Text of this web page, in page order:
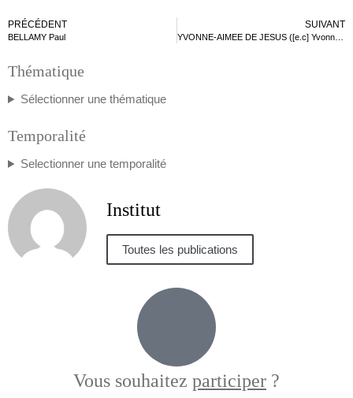
PRÉCÉDENT
BELLAMY Paul
SUIVANT
YVONNE-AIMEE DE JESUS ([e.c] Yvonne BEAUVAIS, dite Mère)
Thématique
Sélectionner une thématique
Temporalité
Selectionner une temporalité
Institut
Toutes les publications
Vous souhaitez participer ?